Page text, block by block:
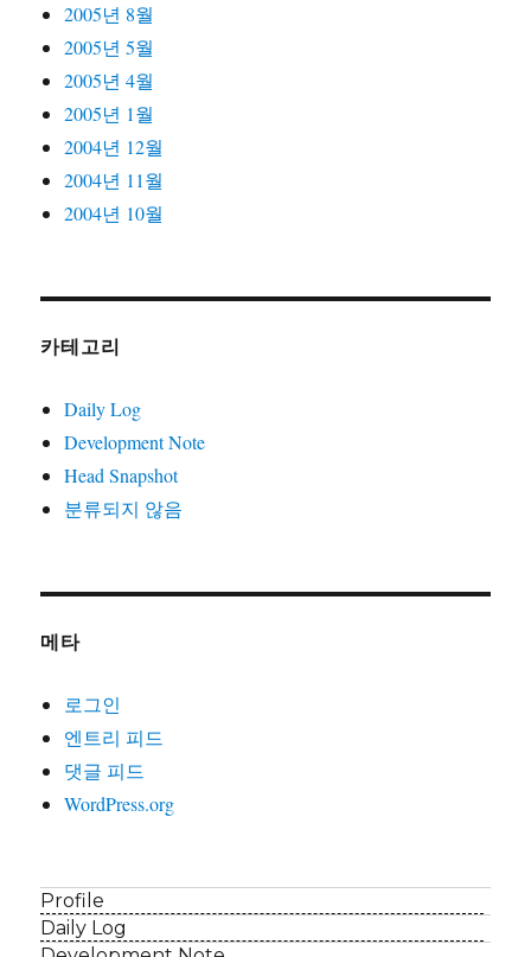
2005년 8월
2005년 5월
2005년 4월
2005년 1월
2004년 12월
2004년 11월
2004년 10월
카테고리
Daily Log
Development Note
Head Snapshot
분류되지 않음
메타
로그인
엔트리 피드
댓글 피드
WordPress.org
Profile
Daily Log